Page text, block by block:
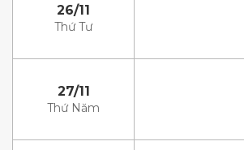
26/11
Thứ Tư
27/11
Thứ Năm